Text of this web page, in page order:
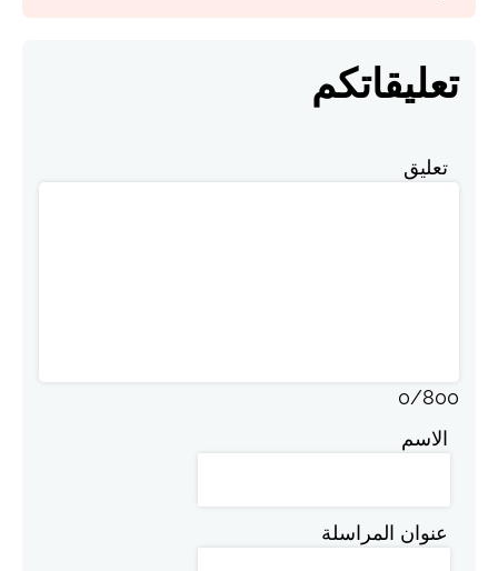
تعليقاتكم
تعليق
0/800
الاسم
عنوان المراسلة